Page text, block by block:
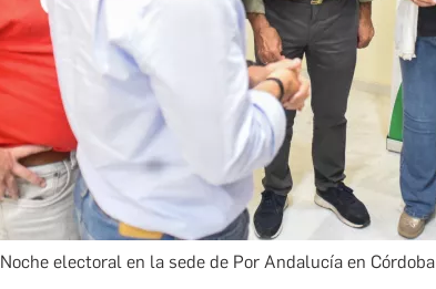
Noche electoral en la sede de Por Andalucía en Córdoba